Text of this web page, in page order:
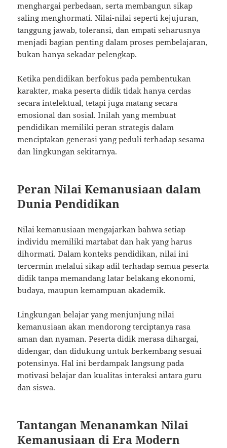
menghargai perbedaan, serta membangun sikap
saling menghormati. Nilai-nilai seperti kejujuran,
tanggung jawab, toleransi, dan empati seharusnya
menjadi bagian penting dalam proses pembelajaran,
bukan hanya sekadar pelengkap.
Ketika pendidikan berfokus pada pembentukan
karakter, maka peserta didik tidak hanya cerdas
secara intelektual, tetapi juga matang secara
emosional dan sosial. Inilah yang membuat
pendidikan memiliki peran strategis dalam
menciptakan generasi yang peduli terhadap sesama
dan lingkungan sekitarnya.
Peran Nilai Kemanusiaan dalam
Dunia Pendidikan
Nilai kemanusiaan mengajarkan bahwa setiap
individu memiliki martabat dan hak yang harus
dihormati. Dalam konteks pendidikan, nilai ini
tercermin melalui sikap adil terhadap semua peserta
didik tanpa memandang latar belakang ekonomi,
budaya, maupun kemampuan akademik.
Lingkungan belajar yang menjunjung nilai
kemanusiaan akan mendorong terciptanya rasa
aman dan nyaman. Peserta didik merasa dihargai,
didengar, dan didukung untuk berkembang sesuai
potensinya. Hal ini berdampak langsung pada
motivasi belajar dan kualitas interaksi antara guru
dan siswa.
Tantangan Menanamkan Nilai
Kemanusiaan di Era Modern